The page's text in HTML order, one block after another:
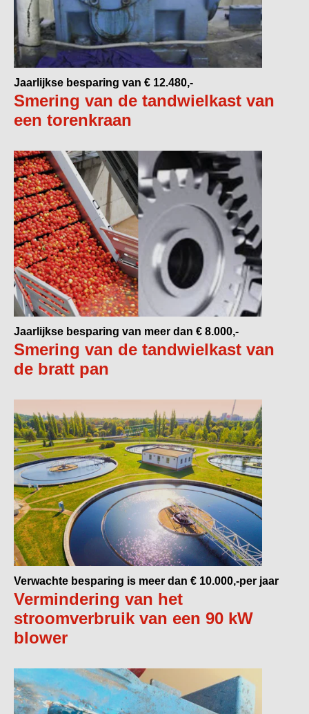
Jaarlijkse besparing van € 12.480,-
Smering van de tandwielkast van
een torenkraan
Jaarlijkse besparing van meer dan € 8.000,-
Smering van de tandwielkast van
de bratt pan
Verwachte besparing is meer dan € 10.000,-per jaar
Vermindering van het
stroomverbruik van een 90 kW
blower